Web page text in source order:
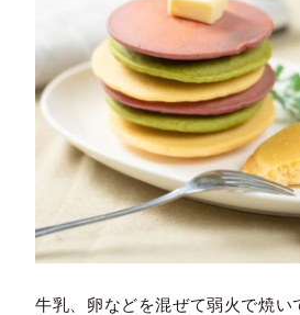
牛乳、卵などを混ぜて弱火で焼い